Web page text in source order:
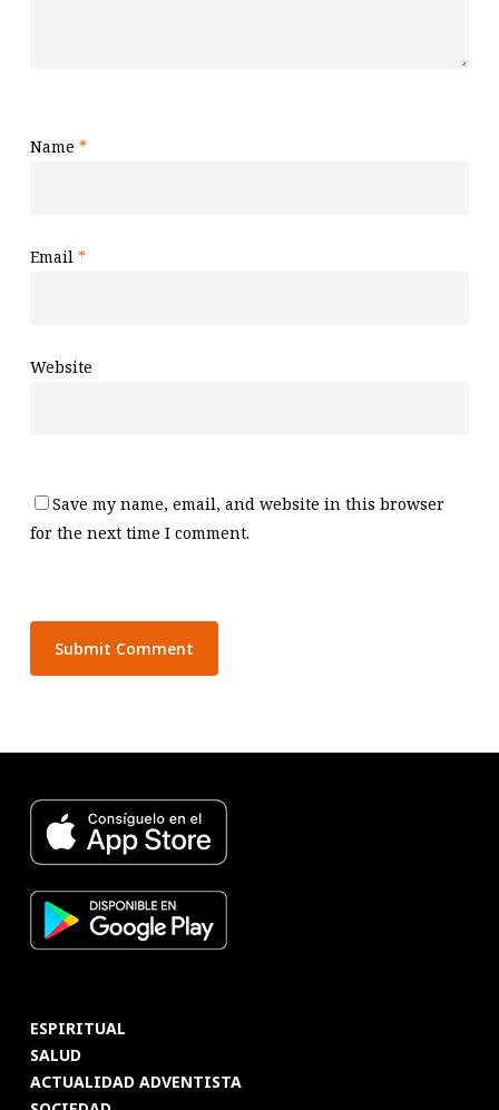
Name *
Email *
Website
Save my name, email, and website in this browser
for the next time I comment.
ESPIRITUAL
SALUD
ACTUALIDAD ADVENTISTA